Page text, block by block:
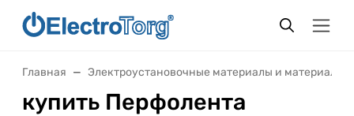
Главная Электроустановочные материалы и материалы
купить Перфолента